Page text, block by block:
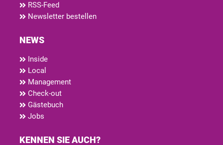
RSS-Feed
Newsletter bestellen
NEWS
Inside
Local
Management
Check-out
Gästebuch
Jobs
KENNEN SIE AUCH?